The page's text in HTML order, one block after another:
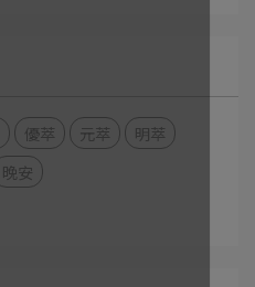
優萃 元萃
明萃
晚安